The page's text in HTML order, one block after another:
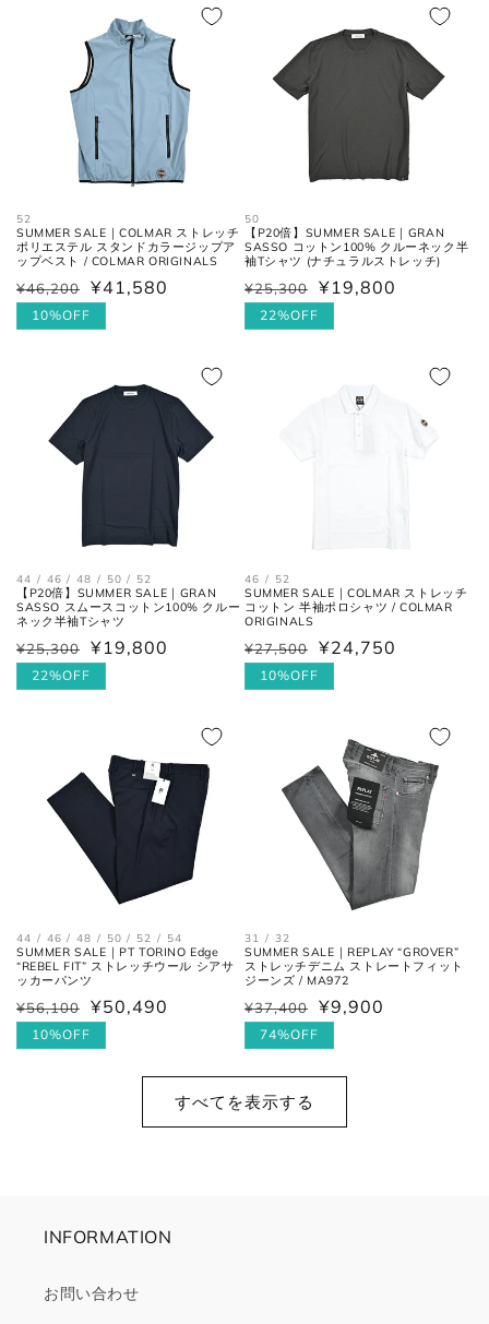
52
SUMMER SALE｜COLMAR ストレッチ
ポリエステル スタンドカラージップア
ップベスト / COLMAR ORIGINALS
通
常
¥46,200
セ
ー
¥41,580
10%OFF
50
【P20倍】SUMMER SALE｜GRAN
SASSO コットン100% クルーネック半
袖Tシャツ (ナチュラルストレッチ)
通
常
¥25,300
セ
ー
¥19,800
22%OFF
44 / 46 / 48 / 50 / 52
【P20倍】SUMMER SALE｜GRAN
SASSO スムースコットン100% クルー
ネック半袖Tシャツ
通
常
¥25,300
セ
ー
¥19,800
22%OFF
46 / 52
SUMMER SALE｜COLMAR ストレッチ
コットン 半袖ポロシャツ / COLMAR
ORIGINALS
通
常
¥27,500
セ
ー
¥24,750
10%OFF
44 / 46 / 48 / 50 / 52 / 54
SUMMER SALE｜PT TORINO Edge
“REBEL FIT” ストレッチウール シアサ
ッカーパンツ
通
常
¥56,100
セ
ー
¥50,490
10%OFF
31 / 32
SUMMER SALE｜REPLAY “GROVER”
ストレッチデニム ストレートフィット
ジーンズ / MA972
通
常
格
¥37,400
セ
ー
価
格
¥9,900
74%OFF
すべてを表示する
INFORMATION
お問い合わせ